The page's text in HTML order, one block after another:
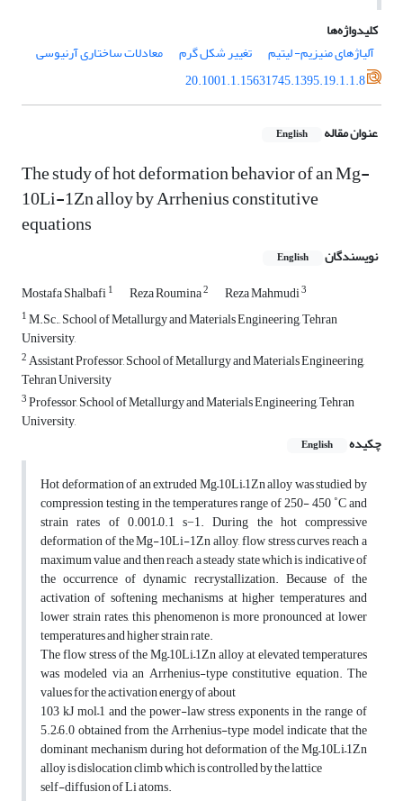
کلیدواژه‌ها
آلیاژهای منیزیم- لیتیم
تغییر شکل گرم
معادلات ساختاری آرنیوسی
20.1001.1.15631745.1395.19.1.1.8
عنوان مقاله English
The study of hot deformation behavior of an Mg-
10Li-1Zn alloy by Arrhenius constitutive
equations
نویسندگان English
Mostafa Shalbafi1 Reza Roumina2 Reza Mahmudi3
1M.Sc., School of Metallurgy and Materials Engineering, Tehran
University,
2Assistant Professor, School of Metallurgy and Materials Engineering,
Tehran University
3Professor, School of Metallurgy and Materials Engineering, Tehran
University,
چکیده
English
Hot deformation of an extruded Mg–10Li–1Zn alloy was studied by
compression testing in the temperatures range of 250- 450 ˚C and
strain rates of 0.001–0.1 s−1. During the hot compressive
deformation of the Mg-10Li-1Zn alloy, flow stress curves reach a
maximum value and then reach a steady state which is indicative of
the occurrence of dynamic recrystallization. Because of the
activation of softening mechanisms at higher temperatures and
lower strain rates, this phenomenon is more pronounced at lower
temperatures and higher strain rate.
The flow stress of the Mg–10Li–1Zn alloy at elevated temperatures
was modeled via an Arrhenius-type constitutive equation. The
values for the activation energy of about
103 kJ mol–1 and the power-law stress exponents in the range of
5.2–6.0 obtained from the Arrhenius-type model indicate that the
dominant mechanism during hot deformation of the Mg–10Li–1Zn
alloy is dislocation climb which is controlled by the lattice
self-diffusion of Li atoms.